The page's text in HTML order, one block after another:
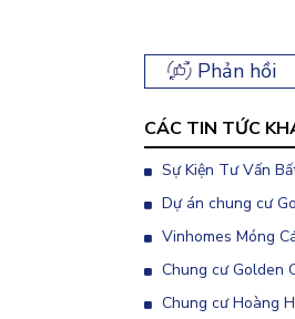
Phản hồi
CÁC TIN TỨC
Sự Kiện Tư Vấn
Dự án chung cư
Vinhomes Móng
Chung cư Golden
Chung cư Hoàng